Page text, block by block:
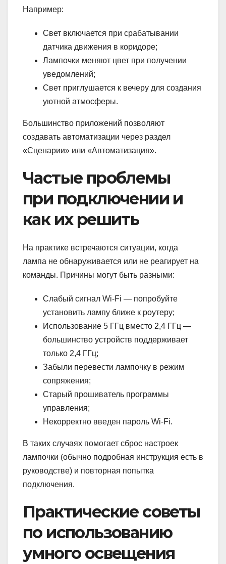
Например:
Свет включается при срабатывании
датчика движения в коридоре;
Лампочки меняют цвет при получении
уведомлений;
Свет приглушается к вечеру для создания
уютной атмосферы.
Большинство приложений позволяют
создавать автоматизации через раздел
«Сценарии» или «Автоматизация».
Частые проблемы
при подключении и
как их решить
На практике встречаются ситуации, когда
лампа не обнаруживается или не реагирует на
команды. Причины могут быть разными:
Слабый сигнал Wi-Fi — попробуйте
установить лампу ближе к роутеру;
Использование 5 ГГц вместо 2,4 ГГц —
большинство устройств поддерживает
только 2,4 ГГц;
Забыли перевести лампочку в режим
сопряжения;
Старый прошиватель программы
управления;
Некорректно введен пароль Wi-Fi.
В таких случаях помогает сброс настроек
лампочки (обычно подробная инструкция есть в
руководстве) и повторная попытка
подключения.
Практические советы
по использованию
умного освещения